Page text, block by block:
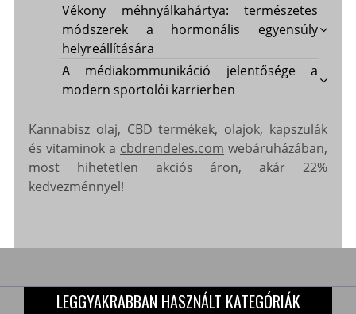
Vékony méhnyálkahártya: természetes
módszerek a hormonális egyensúly
helyreállítására
A médiakommunikáció jelentősége a
modern sportolói karrierben
Kannabisz olaj, CBD termékek, olajok, kapszulák
és vitaminok a cbdrendeles.com webáruházában,
most hihetetlen akciós áron, akár 22%
kedvezménnyel!
LEGGYAKRABBAN HASZNÁLT KATEGÓRIÁK